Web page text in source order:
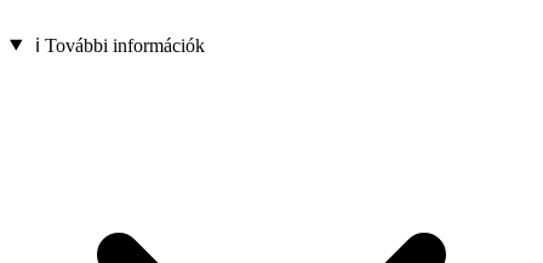
ℹ️ További információk